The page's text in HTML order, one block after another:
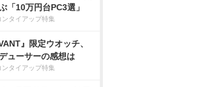
「10万円台PC3選」
ンタイアップ特集
』限定ウオッチ、
ューサーの感想は
ンタイアップ特集